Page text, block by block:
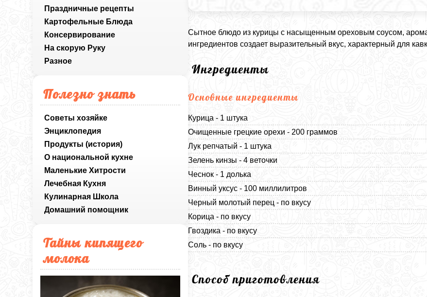
Праздничные рецепты
Картофельные Блюда
Консервирование
На скорую Руку
Разное
Полезно знать
Советы хозяйке
Энциклопедия
Продукты (история)
О национальной кухне
Маленькие Хитрости
Лечебная Кухня
Кулинарная Школа
Домашний помощник
Тайны кипящего
молока
Сытное блюдо из курицы с насыщенным ореховым соусом,
ингредиентов создает выразительный вкус, характерный для
Ингредиенты
Основные ингредиенты
Курица - 1 штука
Очищенные грецкие орехи - 200 граммов
Лук репчатый - 1 штука
Зелень кинзы - 4 веточки
Чеснок - 1 долька
Винный уксус - 100 миллилитров
Черный молотый перец - по вкусу
Корица - по вкусу
Гвоздика - по вкусу
Соль - по вкусу
Способ приготовления